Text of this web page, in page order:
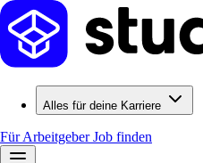
Alles für deine Karriere
Für ArbeitgeberJob finden